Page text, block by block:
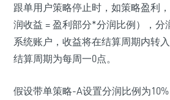
跟单用户策略停止时，如策略盈利
润收益 = 盈利部分*分润比例），分
系统账户，收益将在结算周期内转
结算周期为每周一0点。
假设带单策略-A设置分润比例为